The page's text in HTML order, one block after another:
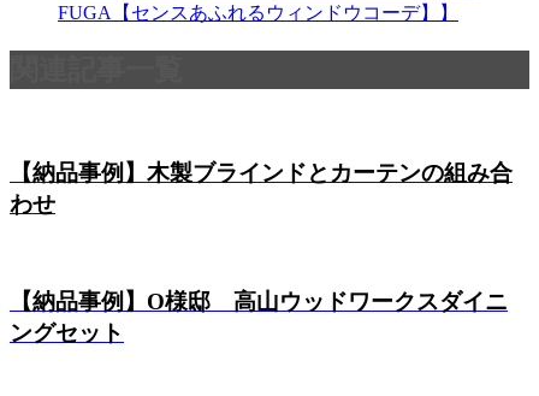
FUGA【センスあふれるウィンドウコーデ】】
【納品事例】木製ブラインドとカーテンの組み合
わせ
【納品事例】O様邸 高山ウッドワークスダイニ
ングセット